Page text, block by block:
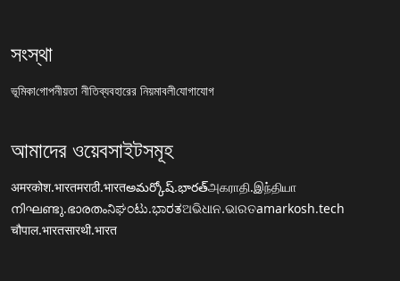
সংস্থা
ভূমিকাগোপনীয়তা নীতিব্যবহারের নিয়মাবলীযোগাযোগ
আমাদের ওয়েবসাইটসমূহ
अमरकोश.भारतमराठी.भारतఅమర్కోష్.భారత్அகராதி.இந்தியா
നിഘണ്ടു.ഭാരതംನಿಘಂಟು.ಭಾರತଅଭିଧାନ.ଭାରତamarkosh.tech
चौपाल.भारतसारथी.भारत